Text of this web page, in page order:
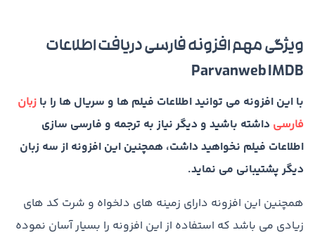
ویژگی مهم افزونه فارسی دریافت اطلاعات
Parvanweb IMDB
با این افزونه می توانید اطلاعات فیلم ها و سریال ها را با زبان
فارسی داشته باشید و دیگر نیاز به ترجمه و فارسی سازی
اطلاعات فیلم نخواهید داشت، همچنین این افزونه از سه زبان
دیگر پشتیبانی می نماید.
همچنین این افزونه دارای زمینه های دلخواه و شرت کد های
زیادی می باشد که استفاده از این افزونه را بسیار آسان نموده